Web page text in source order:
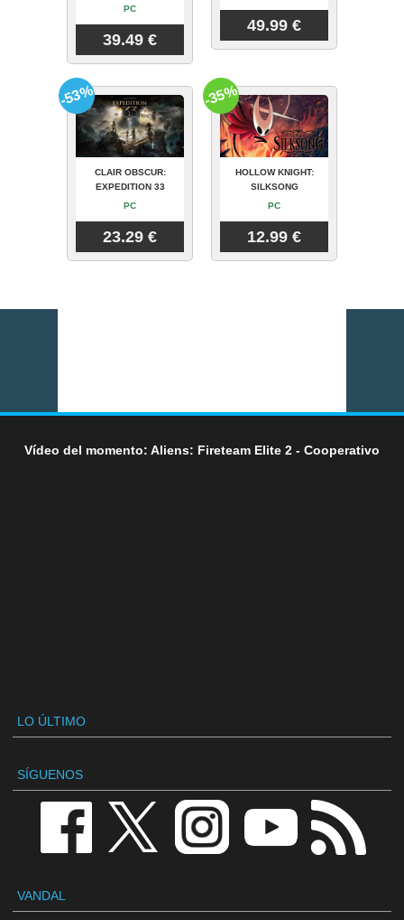
PC
39.49 €
49.99 €
CLAIR OBSCUR:
EXPEDITION 33
PC
23.29 €
-53%
HOLLOW KNIGHT:
SILKSONG
PC
12.99 €
-35%
Vídeo del momento: Aliens: Fireteam Elite 2 - Cooperativo
LO ÚLTIMO
SÍGUENOS
VANDAL